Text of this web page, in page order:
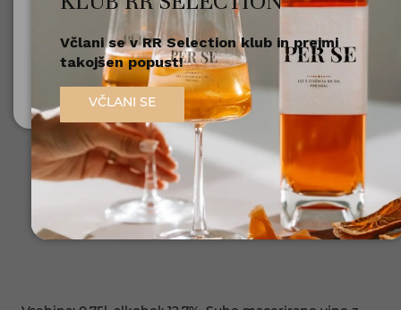
Nisem polnoleten
Sem polnoleten (18+)
Včlani se v RR Selection klub in prejmi
takojšen popust!
VČLANI SE